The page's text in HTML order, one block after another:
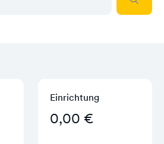
Einrichtung
0,00 €